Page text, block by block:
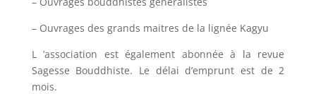
– Ouvrages des grands maitres de la lignée Kagyu
L ’association est également abonnée à la revue
Sagesse Bouddhiste. Le délai d’emprunt est de 2
mois.